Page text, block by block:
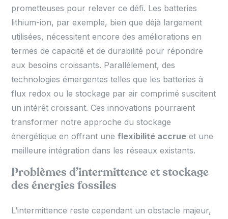
prometteuses pour relever ce défi. Les batteries
lithium-ion, par exemple, bien que déjà largement
utilisées, nécessitent encore des améliorations en
termes de capacité et de durabilité pour répondre
aux besoins croissants. Parallèlement, des
technologies émergentes telles que les batteries à
flux redox ou le stockage par air comprimé suscitent
un intérêt croissant. Ces innovations pourraient
transformer notre approche du stockage
énergétique en offrant uneflexibilité accrue et une
meilleure intégration dans les réseaux existants.
Problèmes d’intermittence et stockage
des énergies fossiles
L’intermittence reste cependant un obstacle majeur,